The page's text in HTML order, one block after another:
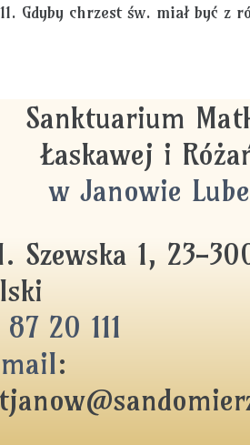
11. Gdyby chrzest św. miał być
Sanktuarium
Łaskawej i
w Janowie
Szewska 1, 23-
20 111
: